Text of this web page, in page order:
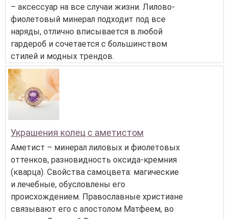
– аксессуар на все случаи жизни. Лилово-
фиолетовый минерал подходит под все
наряды, отлично вписывается в любой
гардероб и сочетается с большинством
стилей и модных трендов.
Украшения колец с аметистом
Аметист – минерал лиловых и фиолетовых
оттенков, разновидность оксида-кремния
(кварца). Свойства самоцвета: магические
и лечебные, обусловлены его
происхождением. Православные христиане
связывают его с апостолом Матфеем, во